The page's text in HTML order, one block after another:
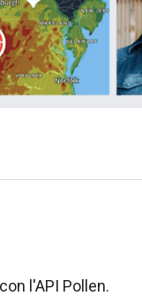
l'API Pollen.